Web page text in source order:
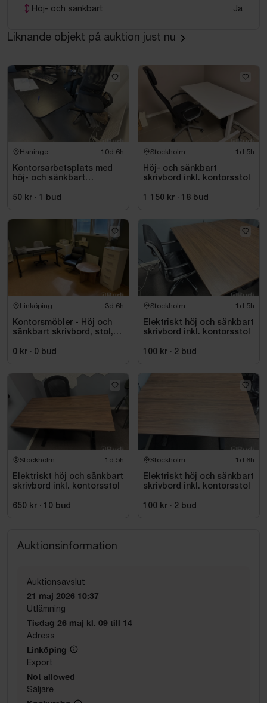
Höj- och sänkbart Ja
Liknande objekt på auktion just nu
Haninge 10d 6h
Kontorsarbetsplats med
höj- och sänkbart
50 kr · 1 bud
Stockholm 1d 5h
Höj- och sänkbart
skrivbord inkl. kontorsstol
1 150 kr · 18 bud
Linköping 3d 6h
Kontorsmöbler - Höj och
sänkbart skrivbord, stol,
0 kr · 0 bud
Stockholm 1d 5h
Elektriskt höj och sänkbart
skrivbord inkl. kontorsstol
100 kr · 2 bud
Stockholm 1d 5h
Elektriskt höj och sänkbart
skrivbord inkl. kontorsstol
650 kr · 10 bud
Stockholm 1d 6h
Elektriskt höj och sänkbart
skrivbord inkl. kontorsstol
100 kr · 2 bud
Auktionsinformation
Auktionsavslut
21 maj 2026 10:37
Utlämning
Tisdag 26 maj kl. 09 till 14
Adress
Linköping
Export
Not allowed
Säljare